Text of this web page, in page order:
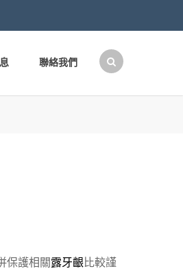
聯絡我們
保護相關露牙齦比較謹